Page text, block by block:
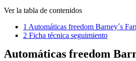
Ver la tabla de contenidos
1 Automáticas freedom Barney´s
2 Ficha técnica seguimiento
Automáticas freedom